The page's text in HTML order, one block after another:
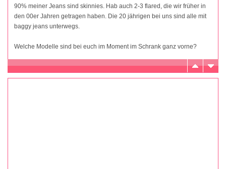
90% meiner Jeans sind skinnies. Hab auch 2-3 flared, die wir früher in
den 00er Jahren getragen haben. Die 20 jährigen bei uns sind alle mit
baggy jeans unterwegs.
Welche Modelle sind bei euch im Moment im Schrank ganz vorne?